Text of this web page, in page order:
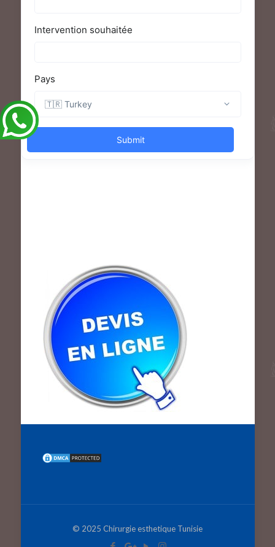
© 2025 Chirurgie esthetique Tunisie